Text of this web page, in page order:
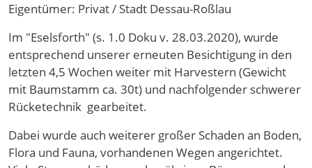
Eigentümer: Privat / Stadt Dessau-Roßlau
Im "Eselsforth" (s. 1.0 Doku v. 28.03.2020), wurde
entsprechend unserer erneuten Besichtigung in den
letzten 4,5 Wochen weiter mit Harvestern (Gewicht
mit Baumstamm ca. 30t) und nachfolgender schwerer
Rücketechnik gearbeitet.
Dabei wurde auch weiterer großer Schaden an Boden,
Flora und Fauna, vorhandenen Wegen angerichtet.